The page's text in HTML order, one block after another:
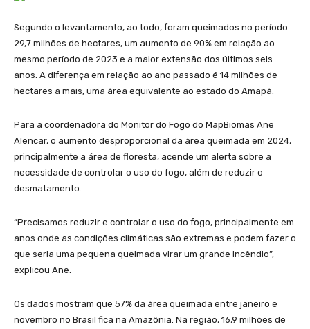
Segundo o levantamento, ao todo, foram queimados no período
29,7 milhões de hectares, um aumento de 90% em relação ao
mesmo período de 2023 e a maior extensão dos últimos seis
anos. A diferença em relação ao ano passado é 14 milhões de
hectares a mais, uma área equivalente ao estado do Amapá.
Para a coordenadora do Monitor do Fogo do MapBiomas Ane
Alencar, o aumento desproporcional da área queimada em 2024,
principalmente a área de floresta, acende um alerta sobre a
necessidade de controlar o uso do fogo, além de reduzir o
desmatamento.
“Precisamos reduzir e controlar o uso do fogo, principalmente em
anos onde as condições climáticas são extremas e podem fazer o
que seria uma pequena queimada virar um grande incêndio”,
explicou Ane.
Os dados mostram que 57% da área queimada entre janeiro e
novembro no Brasil fica na Amazônia. Na região, 16,9 milhões de